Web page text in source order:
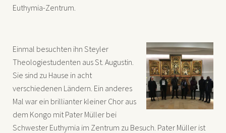
Euthymia-Zentrum.
Einmal besuchten ihn Steyler
Theologiestudenten aus St. Augustin.
Sie sind zu Hause in acht
verschiedenen Ländern. Ein anderes
Mal war ein brillianter kleiner Chor aus
dem Kongo mit Pater Müller bei
Schwester Euthymia im Zentrum zu Besuch. Pater Müller ist